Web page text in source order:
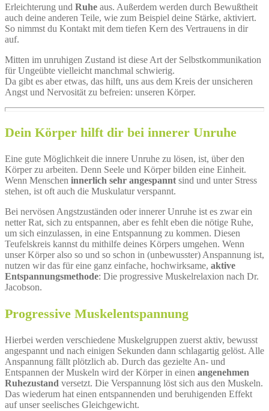
Erleichterung und Ruhe aus. Außerdem werden durch Bewußtheit
auch deine anderen Teile, wie zum Beispiel deine Stärke, aktiviert.
So nimmst du Kontakt mit dem tiefen Kern des Vertrauens in dir
auf.
Mitten im unruhigen Zustand ist diese Art der Selbstkommunikation
für Ungeübte vielleicht manchmal schwierig.
Da gibt es aber etwas, das hilft, uns aus dem Kreis der unsicheren
Angst und Nervosität zu befreien: unseren Körper.
Dein Körper hilft dir bei innerer Unruhe
Eine gute Möglichkeit die innere Unruhe zu lösen, ist, über den
Körper zu arbeiten. Denn Seele und Körper bilden eine Einheit.
Wenn Menschen innerlich sehr angespannt sind und unter Stress
stehen, ist oft auch die Muskulatur verspannt.
Bei nervösen Angstzuständen oder innerer Unruhe ist es zwar ein
netter Rat, sich zu entspannen, aber es fehlt eben die nötige Ruhe,
um sich einzulassen, in eine Entspannung zu kommen. Diesen
Teufelskreis kannst du mithilfe deines Körpers umgehen. Wenn
unser Körper also so und so schon in (unbewusster) Anspannung ist,
nutzen wir das für eine ganz einfache, hochwirksame, aktive
Entspannungsmethode: Die progressive Muskelrelaxion nach Dr.
Jacobson.
Progressive Muskelentspannung
Hierbei werden verschiedene Muskelgruppen zuerst aktiv, bewusst
angespannt und nach einigen Sekunden dann schlagartig gelöst. Alle
Anspannung fällt plötzlich ab. Durch das gezielte An- und
Entspannen der Muskeln wird der Körper in einen angenehmen
Ruhezustand versetzt. Die Verspannung löst sich aus den Muskeln.
Das wiederum hat einen entspannenden und beruhigenden Effekt
auf unser seelisches Gleichgewicht.